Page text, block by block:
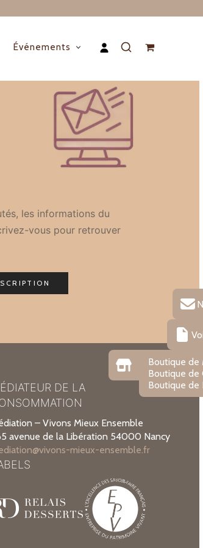
Événements
Boutique de
Boutique de
Boutique de
les informations du
vous pour retrouver
DE LA
– Vivons Mieux Ensemble
avenue de la Libération 54000 Nancy
mieux-ensemble.fr